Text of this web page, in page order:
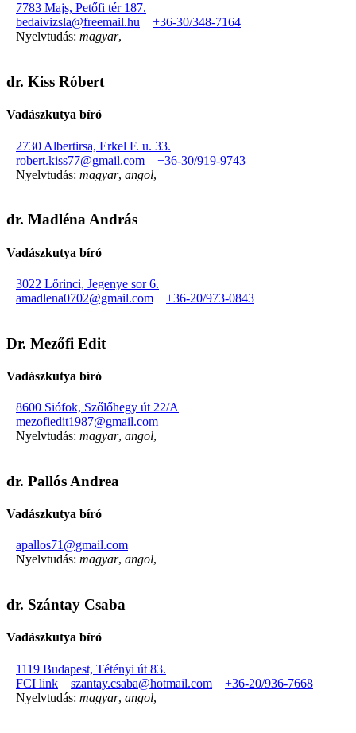
7783 Majs, Petőfi tér 187.
bedaivizsla@freemail.hu
+36-30/348-7164
Nyelvtudás: magyar,
dr. Kiss Róbert
Vadászkutya bíró
2730 Albertirsa, Erkel F. u. 33.
robert.kiss77@gmail.com
+36-30/919-9743
Nyelvtudás: magyar, angol,
dr. Madléna András
Vadászkutya bíró
3022 Lőrinci, Jegenye sor 6.
amadlena0702@gmail.com
+36-20/973-0843
Dr. Mezőfi Edit
Vadászkutya bíró
8600 Siófok, Szőlőhegy út 22/A
mezofiedit1987@gmail.com
Nyelvtudás: magyar, angol,
dr. Pallós Andrea
Vadászkutya bíró
apallos71@gmail.com
Nyelvtudás: magyar, angol,
dr. Szántay Csaba
Vadászkutya bíró
1119 Budapest, Tétényi út 83.
FCI link
szantay.csaba@hotmail.com
+36-20/936-7668
Nyelvtudás: magyar, angol,